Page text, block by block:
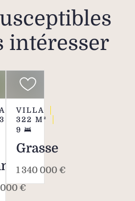
intéresser
M²
000 €
VILLA
322 M²
9
Grasse
1 340 000 €